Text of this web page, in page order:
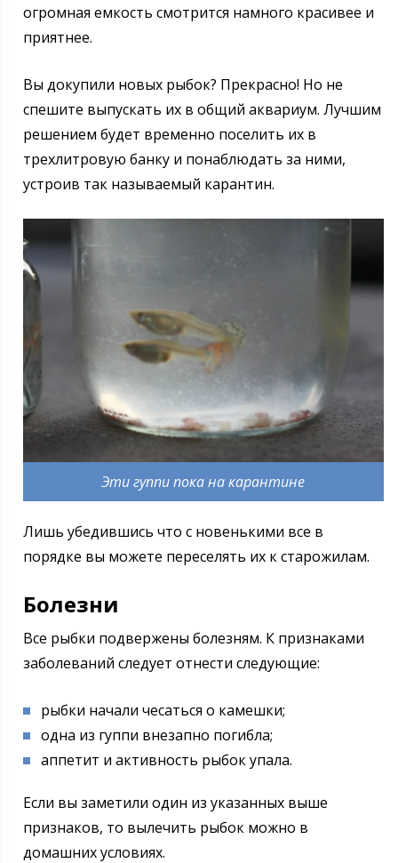
огромная емкость смотрится намного красивее и
приятнее.
Вы докупили новых рыбок? Прекрасно! Но не
спешите выпускать их в общий аквариум. Лучшим
решением будет временно поселить их в
трехлитровую банку и понаблюдать за ними,
устроив так называемый карантин.
Эти гуппи пока на карантине
Лишь убедившись что с новенькими все в
порядке вы можете переселять их к старожилам.
Болезни
Все рыбки подвержены болезням. К признаками
заболеваний следует отнести следующие:
рыбки начали чесаться о камешки;
одна из гуппи внезапно погибла;
аппетит и активность рыбок упала.
Если вы заметили один из указанных выше
признаков, то вылечить рыбок можно в
домашних условиях.